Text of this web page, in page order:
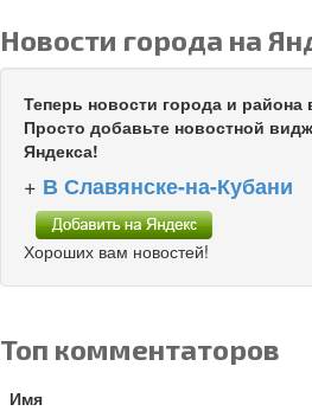
Новости города на
Теперь новости города и района
Просто добавьте новостной
Яндекса!
+ В Славянске-на-Кубани
Хороших вам новостей!
Топ комментаторов
Имя